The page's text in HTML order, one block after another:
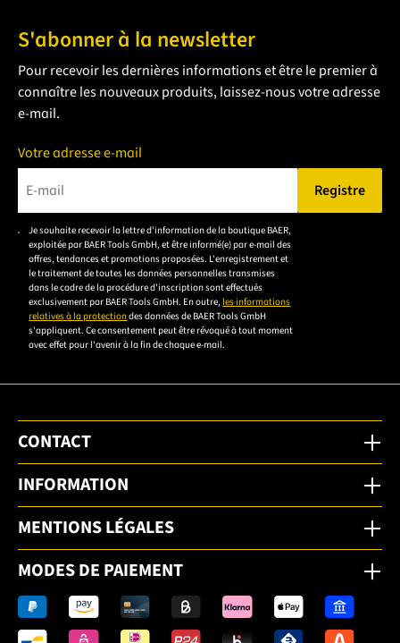
S'abonner à la newsletter
Pour recevoir les dernières informations et être le premier à
connaître les nouveaux produits, laissez-nous votre adresse
e-mail.
Votre adresse e-mail
Veuillez saisir une adresse e-mail valide.
Registre
Je souhaite recevoir la lettre d'information de la boutique BAER,
exploitée par BAER Tools GmbH, et être informé(e) par e-mail des
offres, tendances et promotions proposées. L'enregistrement et
le traitement de toutes les données personnelles transmises
dans le cadre de la procédure d'inscription sont effectués
exclusivement par BAER Tools GmbH. En outre, les informations
relatives à la protectiondes données de BAER Tools GmbH
s'appliquent. Ce consentement peut être révoqué à tout moment
avec effet pour l'avenir à la fin de chaque e-mail.
CONTACT
INFORMATION
MENTIONS LÉGALES
MODES DE PAIEMENT